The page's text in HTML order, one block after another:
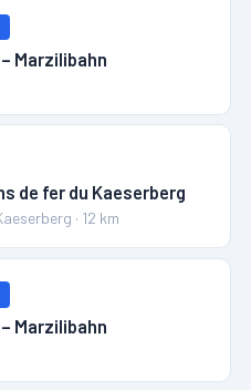
Marzilibahn
de fer du Kaeserberg
· 12 km
Marzilibahn